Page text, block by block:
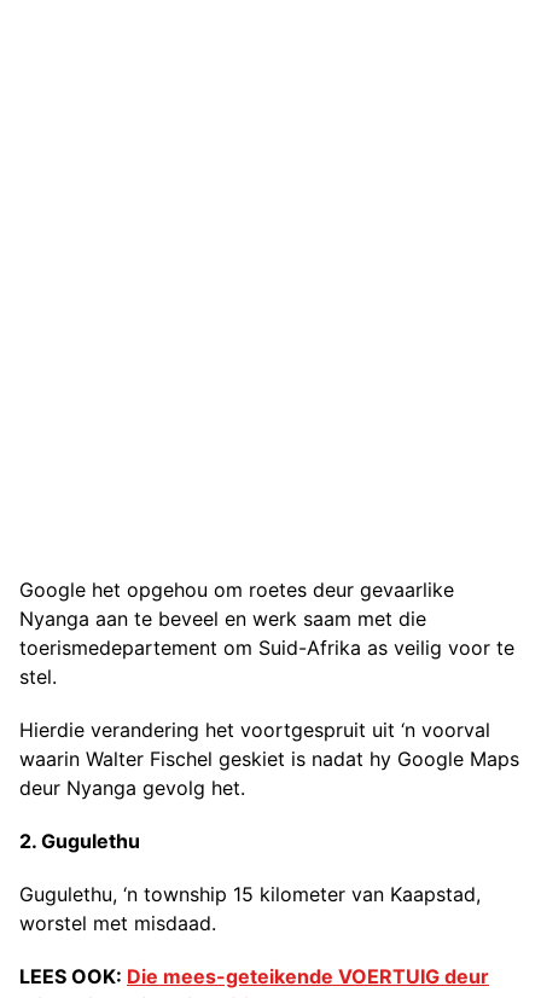
Google het opgehou om roetes deur gevaarlike
Nyanga aan te beveel en werk saam met die
toerismedepartement om Suid-Afrika as veilig voor te
stel.
Hierdie verandering het voortgespruit uit ‘n voorval
waarin Walter Fischel geskiet is nadat hy Google Maps
deur Nyanga gevolg het.
2. Gugulethu
Gugulethu, ‘n township 15 kilometer van Kaapstad,
worstel met misdaad.
LEES OOK: Die mees-geteikende VOERTUIG deur